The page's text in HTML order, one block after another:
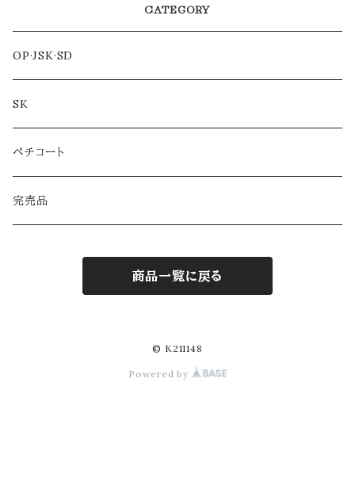
CATEGORY
OP·JSK·SD
SK
ペチコート
完売品
商品一覧に戻る
© K211148
Powered by